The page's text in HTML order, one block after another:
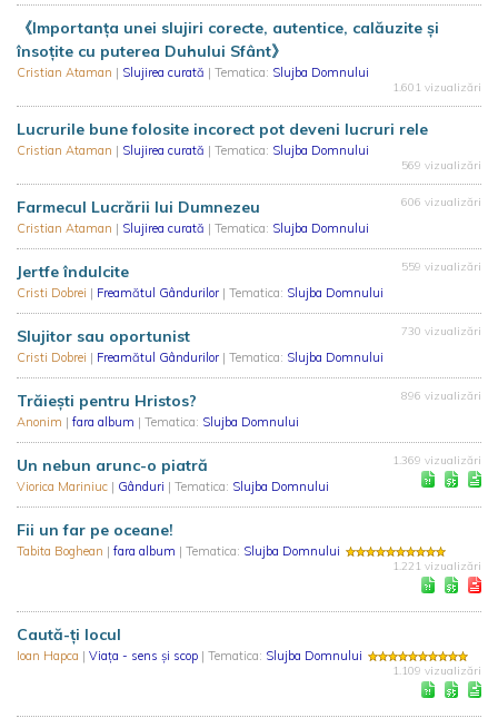
《Importanța unei slujiri corecte, autentice, calăuzite și
însoțite cu puterea Duhului Sfânt》
Cristian Ataman | Slujirea curată | Tematica: Slujba Domnului
1.601 vizualizări
Lucrurile bune folosite incorect pot deveni lucruri rele
Cristian Ataman | Slujirea curată | Tematica: Slujba Domnului
569 vizualizări
Farmecul Lucrării lui Dumnezeu
Cristian Ataman | Slujirea curată | Tematica: Slujba Domnului
606 vizualizări
Jertfe îndulcite
Cristi Dobrei | Freamătul Gândurilor | Tematica: Slujba Domnului
559 vizualizări
Slujitor sau oportunist
Cristi Dobrei | Freamătul Gândurilor | Tematica: Slujba Domnului
730 vizualizări
Trăiești pentru Hristos?
Anonim | fara album | Tematica: Slujba Domnului
896 vizualizări
Un nebun arunc-o piatră
Viorica Mariniuc | Gânduri | Tematica: Slujba Domnului
1.369 vizualizări
Fii un far pe oceane!
Tabita Boghean | fara album | Tematica: Slujba Domnului
1.221 vizualizări
Caută-ți locul
Ioan Hapca | Viața - sens și scop | Tematica: Slujba Domnului
1.109 vizualizări